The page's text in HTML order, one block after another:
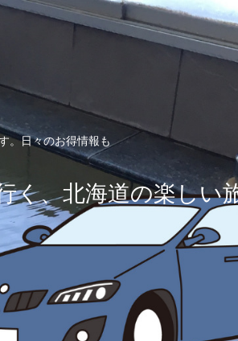
。日々のお得情報も
く、北海道の楽しい